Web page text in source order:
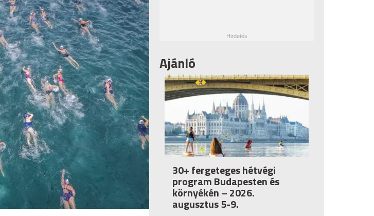
Ajánló
30+ fergeteges hétvégi
program Budapesten és
környékén – 2026.
augusztus 5-9.